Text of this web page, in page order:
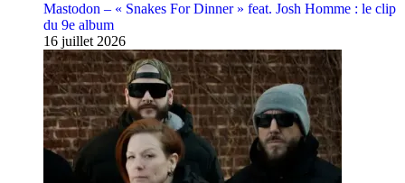
Mastodon – « Snakes For Dinner » feat. Josh Homme : le clip
du 9e album
16 juillet 2026